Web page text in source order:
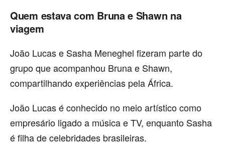
Quem estava com Bruna e Shawn na
viagem
João Lucas e Sasha Meneghel fizeram parte do
grupo que acompanhou Bruna e Shawn,
compartilhando experiências pela África.
João Lucas é conhecido no meio artístico como
empresário ligado a música e TV, enquanto Sasha
é filha de celebridades brasileiras.